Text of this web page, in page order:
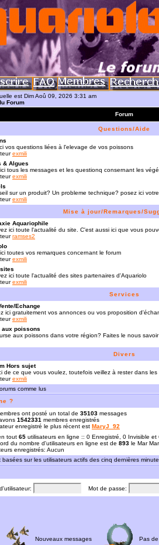
est Dim Aoû 09, 2026 3:31 am
Forum
Forum
Questions/Aide
vos questions liées à l'elevage de vos poissons
exmili
& Algues
tous les messages et les questionq consernant les
exmili
sur un produit? Un probleme technique? posez ici
exmili
Mise à jour/Remarques/
Aquariophile
ici toute l'actualité du site. C'est aussi ici que vous
ramses2
toutes vos remarques concernant le forum
exmili
ici toute l'actualité des sites partenaires d'Aquariolo
exmili
Services
Echange
ici gratuitement vos annonces ou vos proposition
exmili
aux poissons
aux poissons dans votre région? Faites le nous savoir
Divers
Hors sujet
de ce que vous voulez, toutefois veillez à rester dans les
exmili
comme lus
?
ont posté un total de 35103 messages
1542331 membres enregistrés
enregistré le plus récent est MaryJ_92
tout 65 utilisateurs en ligne :: 0 Enregistré, 0 Invisible
du nombre d'utilisateurs en ligne est de 893 le Mar
enregistrés: Aucun
sur les utilisateurs actifs des cinq dernières
Mot de passe:
Nouveaux messages Pas